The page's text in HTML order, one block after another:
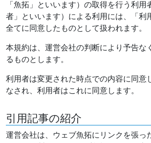
「魚拓」といいます）の取得を行う利用
者」といいます）による利用には、「利
全てに同意したものとして扱われます。
本規約は、運営会社の判断により予告な
るものとします。
利用者は変更された時点での内容に同意
なされ、利用者はこれに同意します。
引用記事の紹介
運営会社は、ウェブ魚拓にリンクを張っ